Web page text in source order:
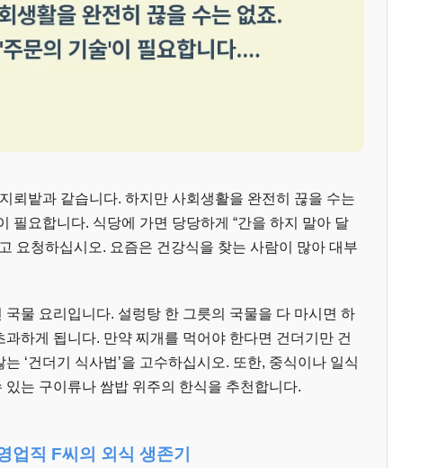
뢰밭과 같습니다. 하지만 사회생활을 완전히 끊을 수는
필요합니다. 식당에 가면 당당하게 “간을 하지 말아 달
요청하십시오. 요즘은 건강식을 찾는 사람이 많아 대부
국물 요리입니다. 설렁탕 한 그릇의 국물을 다 마시면 하
하게 됩니다. 만약 찌개를 먹어야 한다면 건더기만 건
‘건더기 식사법’을 고수하십시오. 또한, 중식이나 일식
있는 구이류나 쌈밥 위주의 한식을 추천합니다.
업직 F씨의 외식 생존기